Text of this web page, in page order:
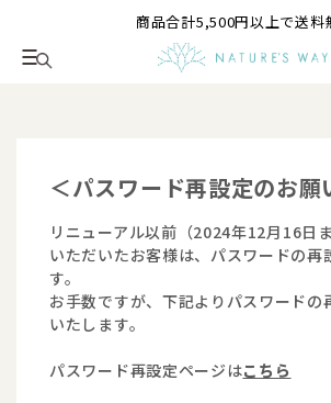
商品合計5,500円以上で送料
＜パスワード再設定のお願
リニューアル以前（2024年12月16日
いただいたお客様は、パスワードの再
す。
お手数ですが、下記よりパスワードの
いたします。
パスワード再設定ページはこちら